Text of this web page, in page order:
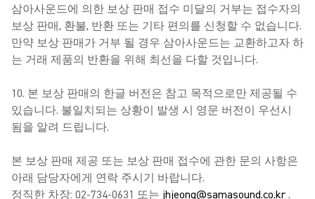
삼아사운드에 의한 보상 판매 접수 미달의 거부는 접수자의
보상 판매, 환불, 반환 또는 기타 편의를 신청할 수 없습니다.
만약 보상 판매가 거부 될 경우 삼아사운드는 교환하고자 하
는 거래 제품의 반환을 위해 최선을 다할 것입니다.
10. 본 보상 판매의 한글 버전은 참고 목적으로만 제공될 수
있습니다. 불일치되는 상황이 발생 시 영문 버전이 우선시
됨을 알려 드립니다.
본 보상 판매 제공 또는 보상 판매 접수에 관한 문의 사항은
아래 담당자에게 연락 주시기 바랍니다.
정직한 차장: 02-734-0631 또는 jhjeong@samasound.co.kr .